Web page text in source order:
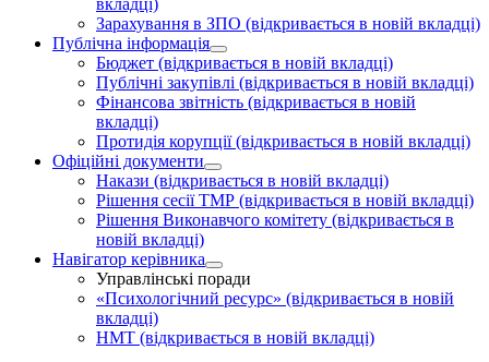
вкладці)
Зарахування в ЗПО (відкривається в новій вкладці)
Публічна інформація
Бюджет (відкривається в новій вкладці)
Публічні закупівлі (відкривається в новій вкладці)
Фінансова звітність (відкривається в новій
вкладці)
Протидія корупції (відкривається в новій вкладці)
Офіційні документи
Накази (відкривається в новій вкладці)
Рішення сесії ТМР (відкривається в новій вкладці)
Рішення Виконавчого комітету (відкривається в
новій вкладці)
Навігатор керівника
Управлінські поради
«Психологічний ресурс» (відкривається в новій
вкладці)
НМТ (відкривається в новій вкладці)